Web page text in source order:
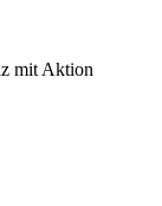
mit Aktion